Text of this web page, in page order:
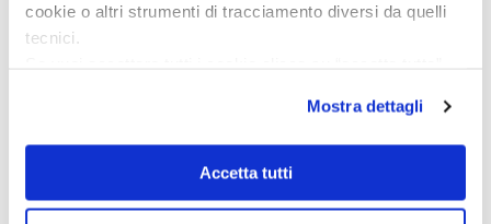
cookie o altri strumenti di tracciamento diversi da quelli
tecnici.
Se vuoi saperne di più consulta laprivacy policye la
Mostra dettagli
Accetta tutti
€36,00
Giovanni Giovanni
€36,00